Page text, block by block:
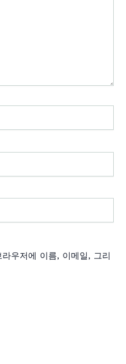
우저에 이름, 이메일, 그리